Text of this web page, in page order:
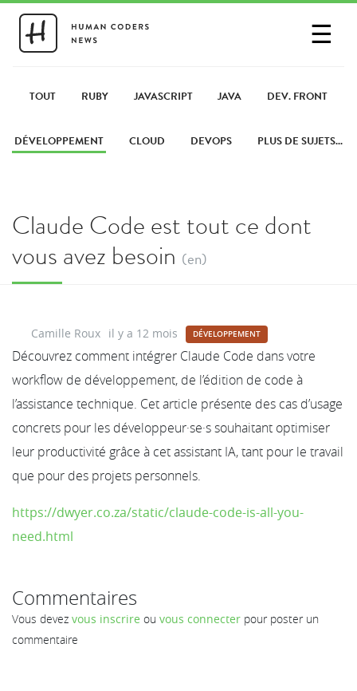
☰
PARTAGER UN LIEN
TOUT RUBY JAVASCRIPT JAVA DEV. FRONT
DÉVELOPPEMENT CLOUD DEVOPS PLUS DE SUJETS...
Claude Code est tout ce dont
vous avez besoin (en)
Camille Roux il y a 12 mois DÉVELOPPEMENT
Découvrez comment intégrer Claude Code dans votre
workflow de développement, de l’édition de code à
l’assistance technique. Cet article présente des cas d’usage
concrets pour les développeur·se·s souhaitant optimiser
leur productivité grâce à cet assistant IA, tant pour le travail
que pour des projets personnels.
https://dwyer.co.za/static/claude-code-is-all-you-
need.html
Commentaires
Vous devez vous inscrire ou vous connecter pour poster un
commentaire